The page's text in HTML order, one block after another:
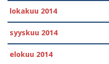
lokakuu 2014
syyskuu 2014
elokuu 2014